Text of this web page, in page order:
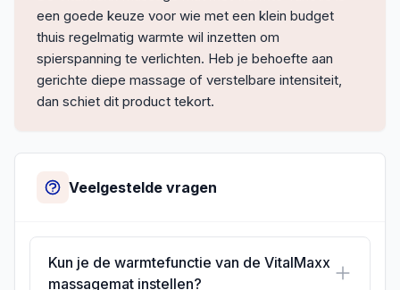
een goede keuze voor wie met een klein budget
thuis regelmatig warmte wil inzetten om
spierspanning te verlichten. Heb je behoefte aan
gerichte diepe massage of verstelbare intensiteit,
dan schiet dit product tekort.
Veelgestelde vragen
Kun je de warmtefunctie van de VitalMaxx
massagemat instellen?